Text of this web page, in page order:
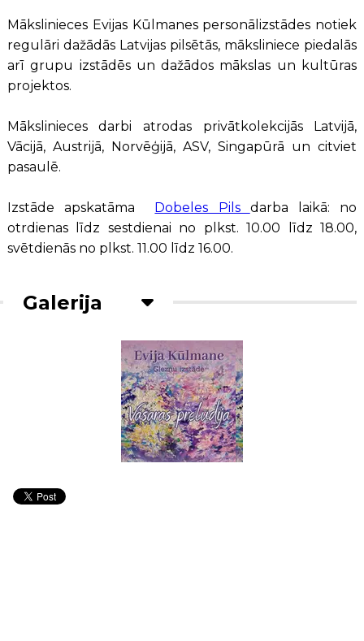
Mākslinieces Evijas Kūlmanes personālizstādes notiek
regulāri dažādās Latvijas pilsētās, māksliniece piedalās
arī grupu izstādēs un dažādos mākslas un kultūras
projektos.
Mākslinieces darbi atrodas privātkolekcijās Latvijā,
Vācijā, Austrijā, Norvēģijā, ASV, Singapūrā un citviet
pasaulē.
Izstāde apskatāma Dobeles Pils darba laikā: no
otrdienas līdz sestdienai no plkst. 10.00 līdz 18.00,
svētdienās no plkst. 11.00 līdz 16.00.
Galerija